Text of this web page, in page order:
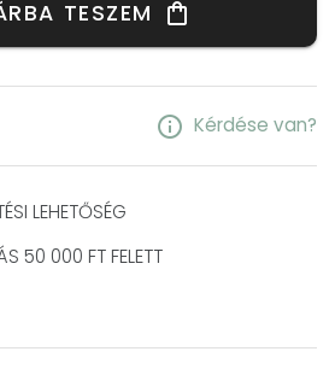
TESZEM shopping_bag
info Kérdése van?
LEHETŐSÉG
50 000 FT FELETT